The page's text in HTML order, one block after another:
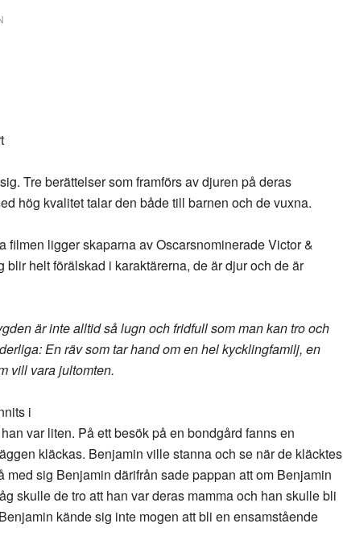
Tre berättelser som framförs av djuren på deras
hög kvalitet talar den både till barnen och de vuxna.
filmen ligger skaparna av Oscarsnominerade Victor &
helt förälskad i karaktärerna, de är djur och de är
är inte alltid så lugn och fridfull som man kan tro och
En räv som tar hand om en hel kycklingfamilj, en
vill vara jultomten.
i
var liten. På ett besök på en bondgård fanns en
kläckas. Benjamin ville stanna och se när de kläcktes
med sig Benjamin därifrån sade pappan att om Benjamin
skulle de tro att han var deras mamma och han skulle bli
kände sig inte mogen att bli en ensamstående